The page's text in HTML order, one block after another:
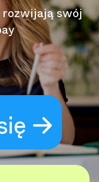
rozwijają swój